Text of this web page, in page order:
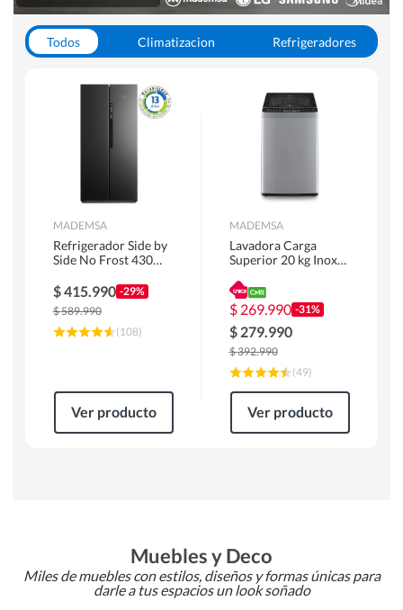
Todos Climatizacion
Refrigeradores
Hornos y Microondas
MADEMSA
Refrigerador Side by
Side No Frost 430
MAS430B
$415.990 -29%
$589.990
(108)
Ver producto
MADEMSA
Lavadora Carga
Superior 20 kg Inox
$ 269.990 -31%
$ 279.990
$392.990
(49)
Ver producto
Muebles y Deco
Miles de muebles con estilos, diseños y formas únicas para
darle a tus espacios un look soñado